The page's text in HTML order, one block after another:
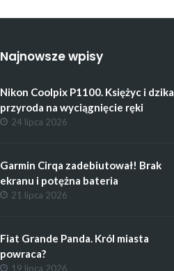
Najnowsze wpisy
Nikon Coolpix P1100. Księżyc i dzika
przyroda na wyciągnięcie ręki
24 lipca 2026
Garmin Cirqa zadebiutował! Brak
ekranu i potężna bateria
21 lipca 2026
Fiat Grande Panda. Król miasta
powraca?
19 lipca 2026